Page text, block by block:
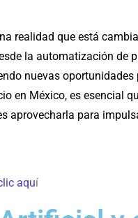
realidad que está
la automatización de
nuevas oportunidades
en México, es esencial
aprovecharla para
aquí